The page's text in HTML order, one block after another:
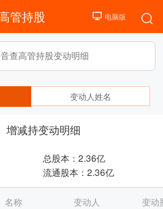
管持股
变动人姓名
增减持变动明细
总股本： 2.36亿
流通股本： 2.36亿
名称 变动人 变动